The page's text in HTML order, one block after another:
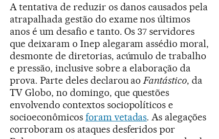
A tentativa de reduzir os danos causados pela
atrapalhada gestão do exame nos últimos
anos é um desafio e tanto. Os 37 servidores
que deixaram o Inep alegaram assédio moral,
desmonte de diretorias, acúmulo de trabalho
e pressão, inclusive sobre a elaboração da
prova. Parte deles declarou aoFantástico, da
TV Globo, no domingo, que questões
envolvendo contextos sociopolíticos e
socioeconômicos foram vetadas. As alegações
corroboram os ataques desferidos por